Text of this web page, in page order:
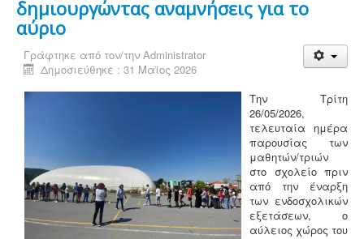
δημιουργώντας αναμνήσεις για το
αύριο
Γράφτηκε από τον/την Administrator
Δημοσιεύθηκε : 31 Μαϊος 2026
Την Τρίτη
26/05/2026,
τελευταία ημέρα
παρουσίας των
μαθητών/τριών
στο σχολείο πριν
από την έναρξη
των ενδοσχολικών
εξετάσεων, ο
αύλειος χώρος του